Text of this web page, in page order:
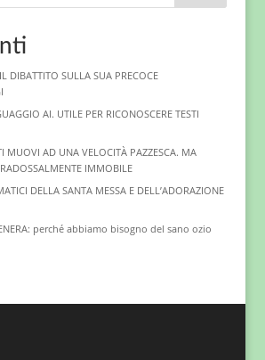
DIBATTITO SULLA SUA PRECOCE
AI. UTILE PER RICONOSCERE TESTI
MUOVI AD UNA VELOCITÀ PAZZESCA. MA
IMMOBILE
DELLA SANTA MESSA E DELL’ADORAZIONE
perché abbiamo bisogno del sano ozio